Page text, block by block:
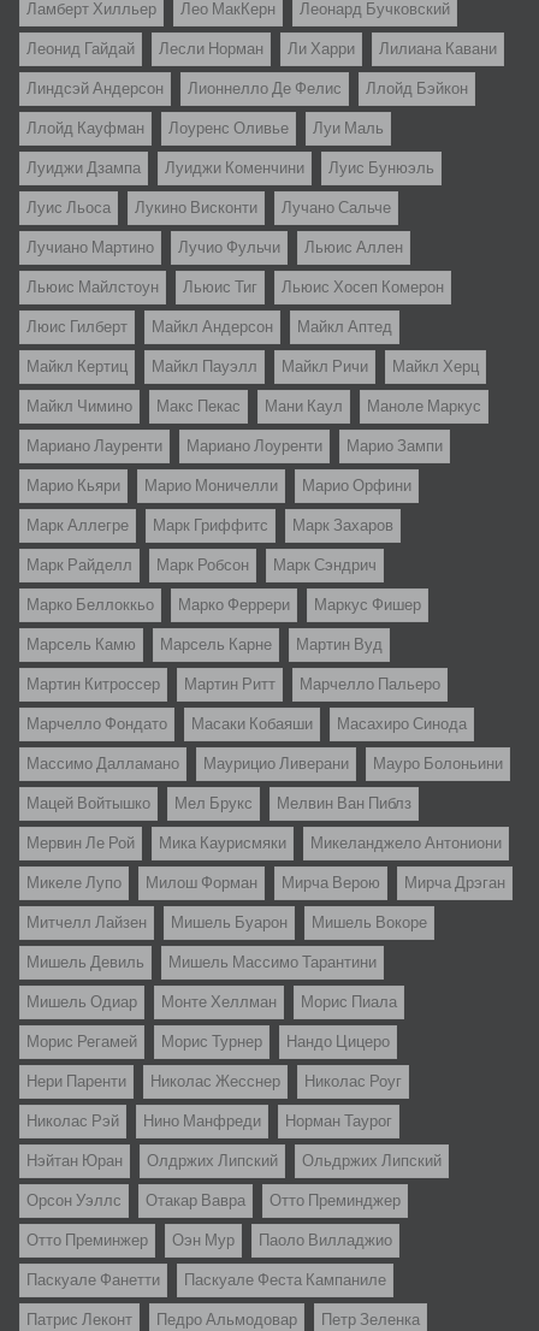
Ламберт Хилльер Лео МакКерн Леонард Бучковский
Леонид Гайдай Лесли Норман Ли Харри Лилиана Кавани
Линдсэй Андерсон Лионнелло Де Фелис Ллойд Бэйкон
Ллойд Кауфман Лоуренс Оливье Луи Маль
Луиджи Дзампа Луиджи Коменчини Луис Бунюэль
Луис Льоса Лукино Висконти Лучано Сальче
Лучиано Мартино Лучио Фульчи Льюис Аллен
Льюис Майлстоун Льюис Тиг Льюис Хосеп Комерон
Люис Гилберт Майкл Андерсон Майкл Аптед
Майкл Кертиц Майкл Пауэлл Майкл Ричи Майкл Херц
Майкл Чимино Макс Пекас Мани Каул Маноле Маркус
Мариано Лауренти Мариано Лоуренти Марио Зампи
Марио Кьяри Марио Моничелли Марио Орфини
Марк Аллегре Марк Гриффитс Марк Захаров
Марк Райделл Марк Робсон Марк Сэндрич
Марко Беллоккьо Марко Феррери Маркус Фишер
Марсель Камю Марсель Карне Мартин Вуд
Мартин Китроссер Мартин Ритт Марчелло Пальеро
Марчелло Фондато Масаки Кобаяши Масахиро Синода
Массимо Далламано Маурицио Ливерани Мауро Болоньини
Мацей Войтышко Мел Брукс Мелвин Ван Пиблз
Мервин Ле Рой Мика Каурисмяки Микеланджело Антониони
Микеле Лупо Милош Форман Мирча Верою Мирча Дрэган
Митчелл Лайзен Мишель Буарон Мишель Вокоре
Мишель Девиль Мишель Массимо Тарантини
Мишель Одиар Монте Хеллман Морис Пиала
Морис Регамей Морис Турнер Нандо Цицеро
Нери Паренти Николас Жесснер Николас Роуг
Николас Рэй Нино Манфреди Норман Таурог
Нэйтан Юран Олдржих Липский Ольдржих Липский
Орсон Уэллс Отакар Вавра Отто Преминджер
Отто Преминжер Оэн Мур Паоло Вилладжио
Паскуале Фанетти Паскуале Феста Кампаниле
Патрис Леконт Педро Альмодовар Петр Зеленка